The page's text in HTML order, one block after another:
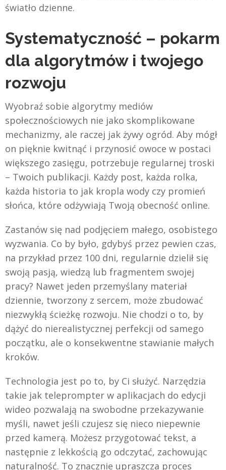
światło dzienne.
Systematyczność – pokarm
dla algorytmów i twojego
rozwoju
Wyobraź sobie algorytmy mediów
społecznościowych nie jako skomplikowane
mechanizmy, ale raczej jak żywy ogród. Aby mógł
on pięknie kwitnąć i przynosić owoce w postaci
większego zasięgu, potrzebuje regularnej troski
– Twoich publikacji. Każdy post, każda rolka,
każda historia to jak kropla wody czy promień
słońca, które odżywiają Twoją obecność online.
Zastanów się nad podjęciem małego, osobistego
wyzwania. Co by było, gdybyś przez pewien czas,
na przykład przez 100 dni, regularnie dzielił się
swoją pasją, wiedzą lub fragmentem swojej
pracy? Nawet jeden przemyślany materiał
dziennie, tworzony z sercem, może zbudować
niezwykłą ścieżkę rozwoju. Nie chodzi o to, by
dążyć do nierealistycznej perfekcji od samego
początku, ale o konsekwentne stawianie małych
kroków.
Technologia jest po to, by Ci służyć. Narzędzia
takie jak teleprompter w aplikacjach do edycji
wideo pozwalają na swobodne przekazywanie
myśli, nawet jeśli czujesz się nieco niepewnie
przed kamerą. Możesz przygotować tekst, a
następnie z lekkością go odczytać, zachowując
naturalność. To znacznie upraszcza proces